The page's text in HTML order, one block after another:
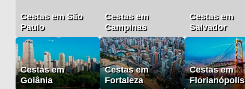
Cestas em São
Paulo
Cestas em
Campinas
Cestas em
Salvador
Cestas em
Goiânia
Cestas em
Fortaleza
Cestas em
Florianópolis